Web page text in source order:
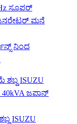
ನಿಂದ
ISUZU